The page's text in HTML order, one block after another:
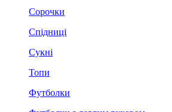
Сорочки
Спідниці
Сукні
Топи
Футболки